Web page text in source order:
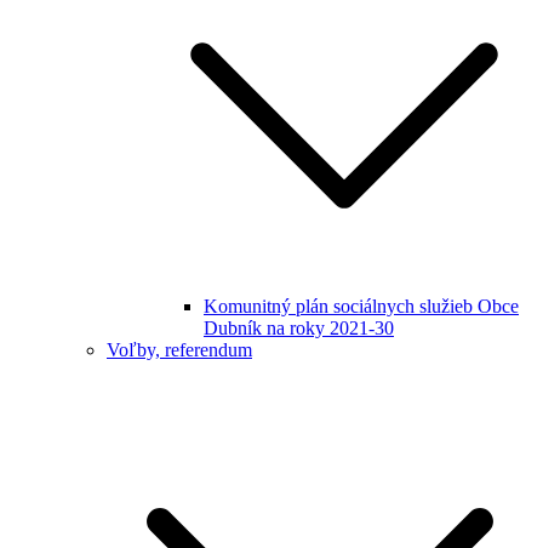
Komunitný plán sociálnych služieb Obce
Dubník na roky 2021-30
Voľby, referendum